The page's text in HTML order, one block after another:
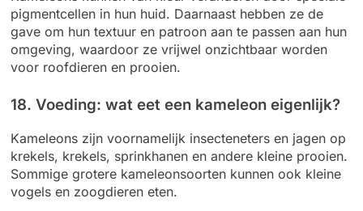
pigmentcellen in hun huid. Daarnaast hebben ze de
gave om hun textuur en patroon aan te passen aan hun
omgeving, waardoor ze vrijwel onzichtbaar worden
voor roofdieren en prooien.
18. Voeding: wat eet een kameleon eigenlijk?
Kameleons zijn voornamelijk insecteneters en jagen op
krekels, krekels, sprinkhanen en andere kleine prooien.
Sommige grotere kameleonsoorten kunnen ook kleine
vogels en zoogdieren eten.